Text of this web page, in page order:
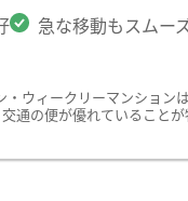
急な移動もスムー
ウィークリーマンション
通の便が優れていること